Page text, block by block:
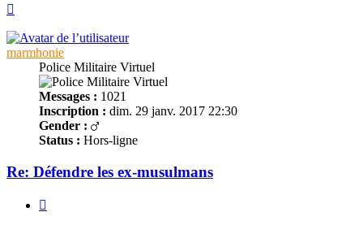
marmhonie
Police Militaire Virtuel
Messages : 1021
Inscription : dim. 29 janv. 2017 22:30
Gender :
Status : Hors-ligne
Re: Défendre les ex-musulmans